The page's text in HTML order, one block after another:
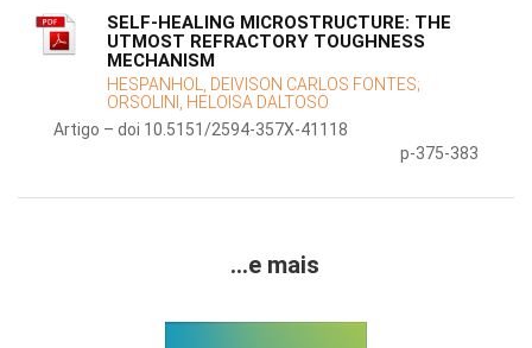
SELF-HEALING MICROSTRUCTURE: THE
UTMOST REFRACTORY TOUGHNESS
MECHANISM
HESPANHOL, DEIVISON CARLOS FONTES;
ORSOLINI, HELOISA DALTOSO
Artigo – doi 10.5151/2594-357X-41118
p-375-383
...e mais